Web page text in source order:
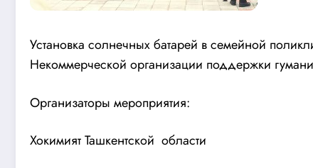
Установка солнечных батарей в семейной
Некоммерческой организации поддержки
Организаторы мероприятия:
Хокимият Ташкентской области